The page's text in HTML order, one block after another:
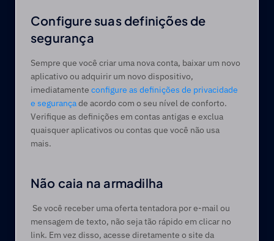
Configure suas definições de
segurança
Sempre que você criar uma nova conta, baixar um novo
aplicativo ou adquirir um novo dispositivo,
imediatamente configure as definições de privacidade
e segurança de acordo com o seu nível de conforto.
Verifique as definições em contas antigas e exclua
quaisquer aplicativos ou contas que você não usa
mais.
Não caia na armadilha
mensagem de texto, não seja tão rápido em clicar no
link. Em vez disso, acesse diretamente o site da